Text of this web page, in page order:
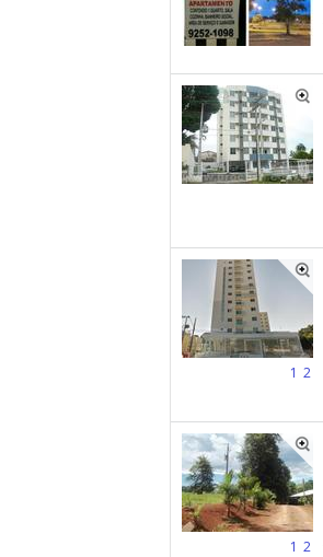
1 2
1 2